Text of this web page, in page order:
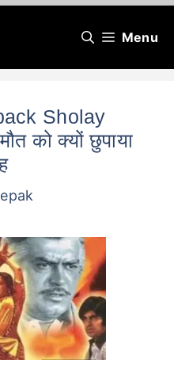
Menu
Sholay
को क्यों छुपाया